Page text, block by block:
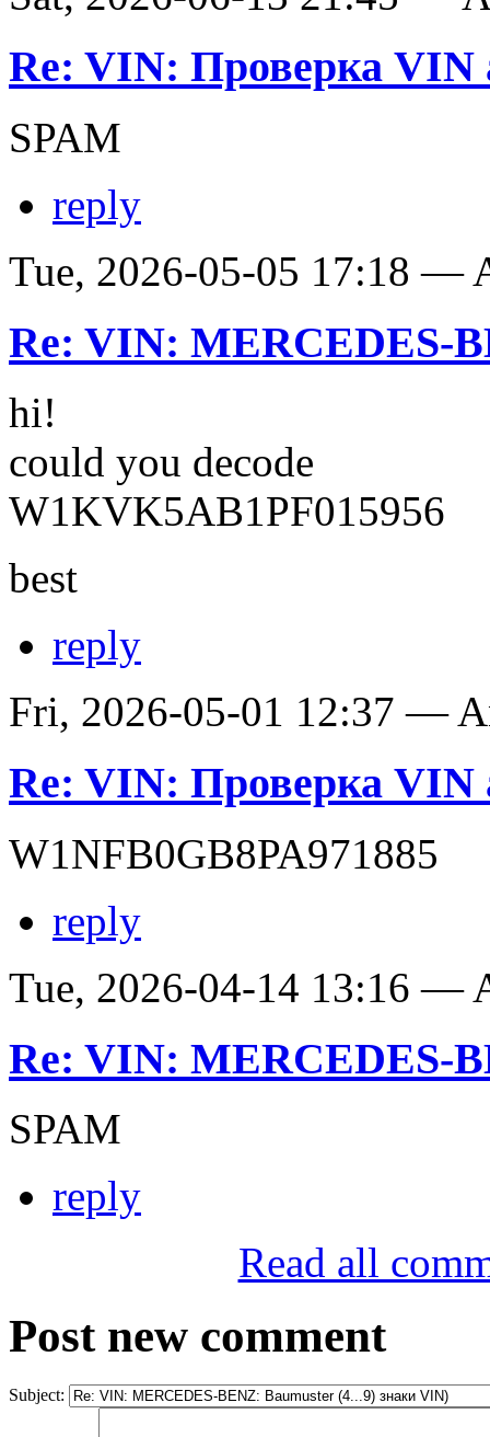
Re: VIN: Проверка VIN
SPAM
reply
Tue, 2026-05-05 17:18 —
Re: VIN: MERCEDES-
hi!
could you decode
W1KVK5AB1PF015956
best
reply
Fri, 2026-05-01 12:37 —
Re: VIN: Проверка VIN
W1NFB0GB8PA971885
reply
Tue, 2026-04-14 13:16 —
Re: VIN: MERCEDES-
SPAM
reply
Read all
Post new comment
Subject: